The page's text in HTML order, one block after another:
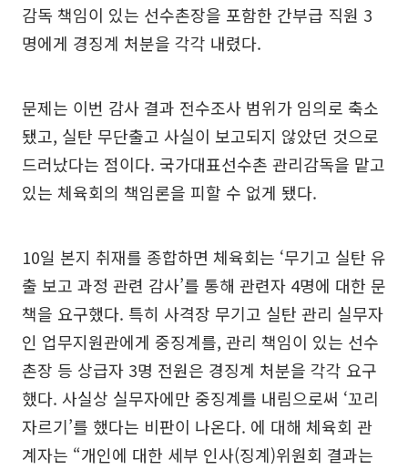
감독 책임이 있는 선수촌장을 포함한 간부급 직원 3
명에게 경징계 처분을 각각 내렸다.
문제는 이번 감사 결과 전수조사 범위가 임의로 축소
됐고, 실탄 무단출고 사실이 보고되지 않았던 것으로
드러났다는 점이다. 국가대표선수촌 관리감독을 맡고
있는 체육회의 책임론을 피할 수 없게 됐다.
10일 본지 취재를 종합하면 체육회는 ‘무기고 실탄 유
출 보고 과정 관련 감사’를 통해 관련자 4명에 대한 문
책을 요구했다. 특히 사격장 무기고 실탄 관리 실무자
인 업무지원관에게 중징계를, 관리 책임이 있는 선수
촌장 등 상급자 3명 전원은 경징계 처분을 각각 요구
했다. 사실상 실무자에만 중징계를 내림으로써 ‘꼬리
자르기’를 했다는 비판이 나온다. 에 대해 체육회 관
계자는 “개인에 대한 세부 인사(징계)위원회 결과는